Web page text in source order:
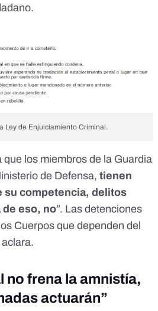
Ley de Enjuiciamiento Criminal.
los miembros de la Guardia
de Defensa, tienen
su competencia, delitos
eso, no”. Las detenciones
Cuerpos que dependen del
no frena la amnistía,
actuarán”